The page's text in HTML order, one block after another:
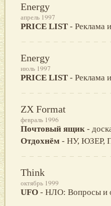
Energy
апрель 1997
PRICE LIST - Реклама
Energy
июль 1997
PRICE LIST - Реклама
ZX Format
февраль 1996
Почтовый ящик -
Отдохнём - HУ, ЮЗЕР,
Think
октябрь 1999
UFO - НЛО: Вопросы и